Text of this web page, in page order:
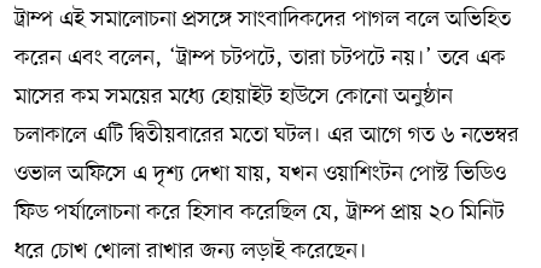
ট্রাম্প এই সমালোচনা প্রসঙ্গে সাংবাদিকদের পাগল বলে অভিহিত
করেন এবং বলেন, ‘ট্রাম্প চটপটে, তারা চটপটে নয়।’ তবে এক
মাসের কম সময়ের মধ্যে হোয়াইট হাউসে কোনো অনুষ্ঠান
চলাকালে এটি দ্বিতীয়বারের মতো ঘটল। এর আগে গত ৬ নভেম্বর
ওভাল অফিসে এ দৃশ্য দেখা যায়, যখন ওয়াশিংটন পোস্ট ভিডিও
ফিড পর্যালোচনা করে হিসাব করেছিল যে, ট্রাম্প প্রায় ২০ মিনিট
ধরে চোখ খোলা রাখার জন্য লড়াই করেছেন।